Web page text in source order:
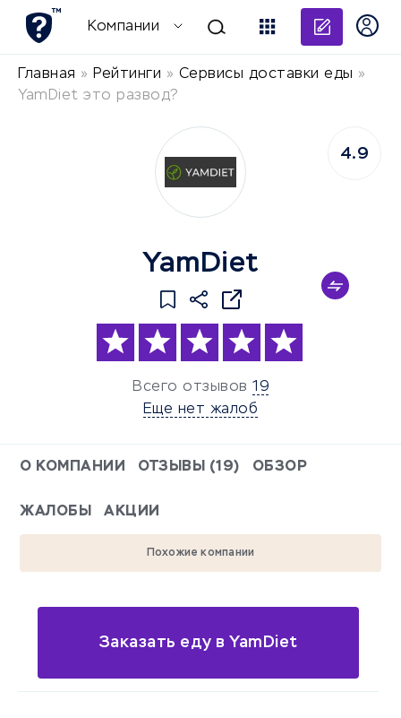
Компании
Главная » Рейтинги » Сервисы доставки еды »
YamDiet это развод?
YamDiet
Всего отзывов 19
Еще нет жалоб
4.9
О КОМПАНИИ ОТЗЫВЫ (19) ОБЗОР
ЖАЛОБЫ АКЦИИ
Похожие компании
Заказать еду в YamDiet